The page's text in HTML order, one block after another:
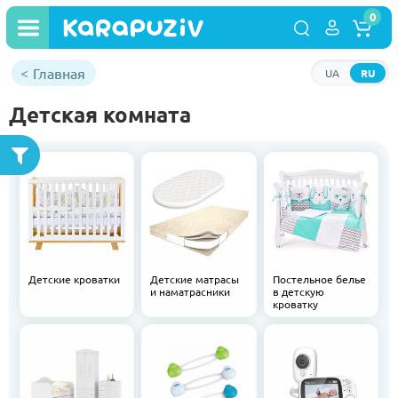
RU
UA
0
Главная
Детская комната
Детские кроватки
Детские матрасы
и наматрасники
Постельное белье
в детскую
кроватку